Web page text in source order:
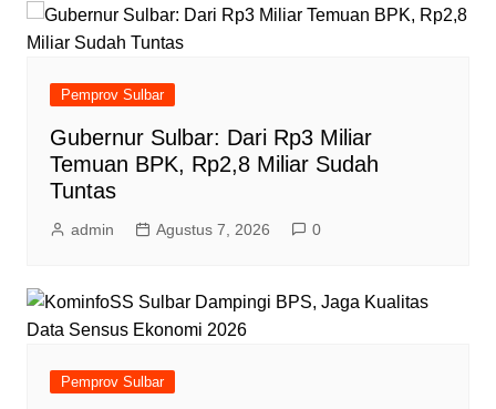
Pemprov Sulbar
Gubernur Sulbar: Dari Rp3 Miliar
Temuan BPK, Rp2,8 Miliar Sudah
Tuntas
admin Agustus 7, 2026 0
Pemprov Sulbar